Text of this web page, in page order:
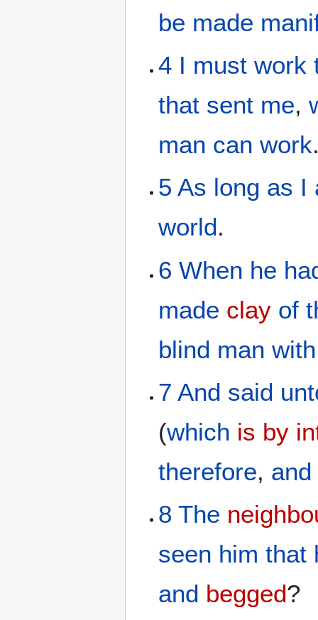
be made
4 I must work
that sent me,
man can work
5 As long as I
world.
6 When he
made clay of
blind man
7 And said
(which is by
therefore, and
8 The
seen him that
and begged?